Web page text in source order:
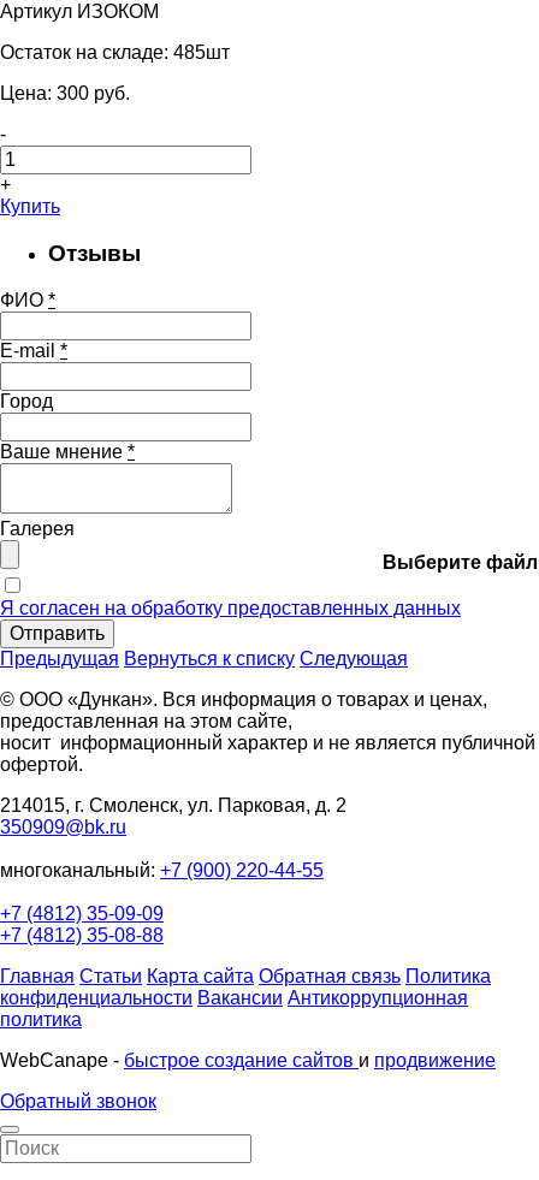
Артикул ИЗОКОМ
Остаток на складе: 485шт
Цена: 300 pуб.
-
+
Купить
Отзывы
ФИО *
E-mail *
Город
Ваше мнение *
Галерея
Выберите файл
Я согласен на обработку предоставленных данных
Отправить
Предыдущая Вернуться к списку Следующая
© ООО «Дункан». Вся информация о товарах и ценах,
предоставленная на этом сайте,
носит информационный характер и не является публичной
офертой.
214015, г. Смоленск, ул. Парковая, д. 2
350909@bk.ru
многоканальный: +7 (900) 220-44-55
+7 (4812) 35-09-09
+7 (4812) 35-08-88
Главная Статьи Карта сайта Обратная связь Политика
конфиденциальности Вакансии Антикоррупционная
политика
WebCanape - быстрое создание сайтов и продвижение
Обратный звонок